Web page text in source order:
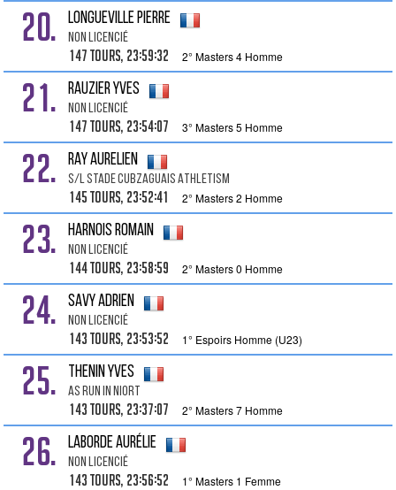
20. LONGUEVILLE Pierre
Non Licencié
147 tours, 23:59:32 2° Masters 4 Homme
21. RAUZIER Yves
Non Licencié
147 tours, 23:54:07 3° Masters 5 Homme
22. RAY Aurelien
S/l Stade Cubzaguais Athletism
145 tours, 23:52:41 2° Masters 2 Homme
23. HARNOIS Romain
Non Licencié
144 tours, 23:58:59 2° Masters 0 Homme
24. SAVY Adrien
Non Licencié
143 tours, 23:53:52 1° Espoirs Homme (U23)
25. THENIN Yves
As Run In Niort
143 tours, 23:37:07 2° Masters 7 Homme
26. LABORDE Aurélie
Non Licencié
143 tours, 23:56:52 1° Masters 1 Femme